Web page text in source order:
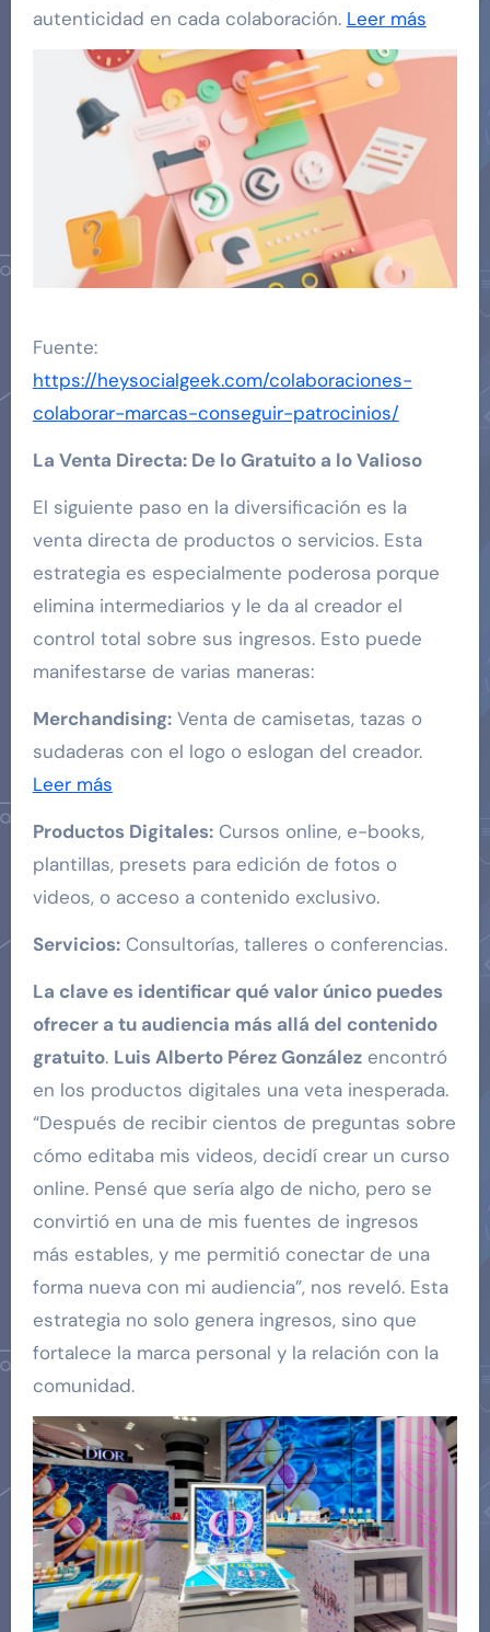
autenticidad en cada colaboración. Leer más
Fuente:
https://heysocialgeek.com/colaboraciones-
colaborar-marcas-conseguir-patrocinios/
La Venta Directa: De lo Gratuito a lo Valioso
El siguiente paso en la diversificación es la
venta directa de productos o servicios. Esta
estrategia es especialmente poderosa porque
elimina intermediarios y le da al creador el
control total sobre sus ingresos. Esto puede
manifestarse de varias maneras:
Merchandising:Venta de camisetas, tazas o
sudaderas con el logo o eslogan del creador.
Leer más
Productos Digitales:Cursos online, e-books,
plantillas, presets para edición de fotos o
videos, o acceso a contenido exclusivo.
Servicios:Consultorías, talleres o conferencias.
La clave es identificar qué valor único puedes
ofrecer a tu audiencia más allá del contenido
gratuito. Luis Alberto Pérez Gonzálezencontró
en los productos digitales una veta inesperada.
“Después de recibir cientos de preguntas sobre
cómo editaba mis videos, decidí crear un curso
online. Pensé que sería algo de nicho, pero se
convirtió en una de mis fuentes de ingresos
más estables, y me permitió conectar de una
forma nueva con mi audiencia”, nos reveló. Esta
estrategia no solo genera ingresos, sino que
fortalece la marca personal y la relación con la
comunidad.